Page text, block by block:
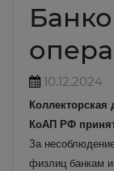
10.12.2024
КоАП РФ
За
физлиц банкам